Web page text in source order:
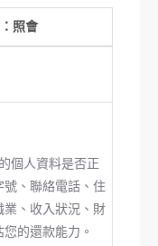
照會
個人資料是否正
號、聯絡電話、住
業、收入狀況、財
的還款能力。